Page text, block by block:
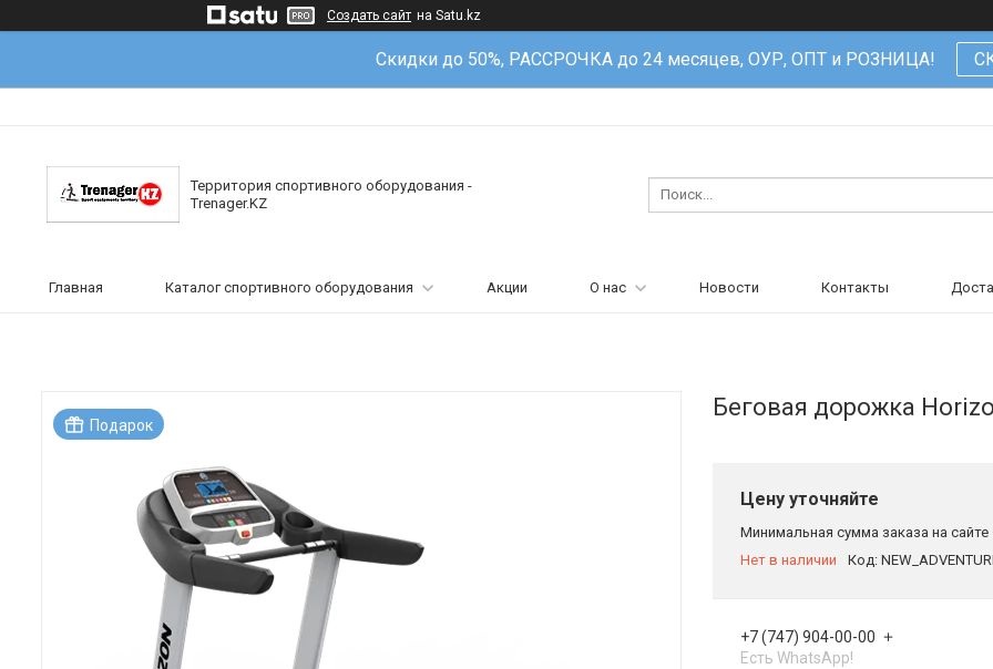
Создать сайт на Satu.kz
Скидки до 50%, РАССРОЧКА до 24 месяцев, ОУР, ОПТ и РОЗНИЦА!
Территория спортивного оборудования -
Trenager.KZ
Главная Каталог спортивного оборудования Акции О нас Новости Контакты
Подарок
Беговая дорожка
Цену уточняйте
Минимальная сумма заказа на сайте
Нет в наличии
Код:
+7 (747) 904-00-00
Есть WhatsApp!